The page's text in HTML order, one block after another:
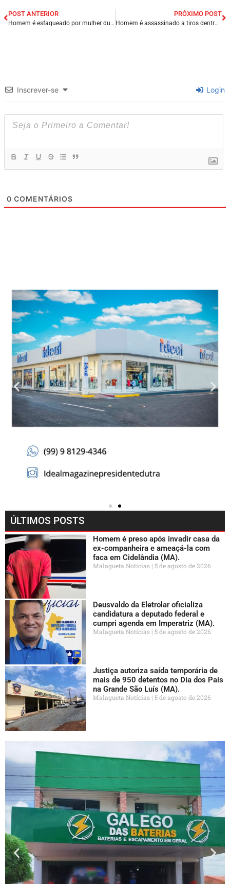
POST ANTERIOR
Homem é esfaqueado por mulher durante discussão, em João Pessoa/PB.
PRÓXIMO POST
Homem é assassinado a tiros dentro de mercado em Regeneração/PI.
Inscrever-se Login
0 COMENTÁRIOS
ÚLTIMOS POSTS
Homem é preso após invadir casa da
ex-companheira e ameaçá-la com
faca em Cidelândia (MA).
Malagueta Notícias 5 de agosto de 2026
Deusvaldo da Eletrolar oficializa
candidatura a deputado federal e
cumpri agenda em Imperatriz (MA).
Malagueta Notícias 5 de agosto de 2026
Justiça autoriza saída temporária de
mais de 950 detentos no Dia dos Pais
na Grande São Luís (MA).
Malagueta Notícias 5 de agosto de 2026